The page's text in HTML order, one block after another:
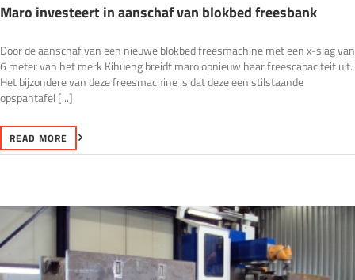
Maro investeert in aanschaf van blokbed freesbank
Door de aanschaf van een nieuwe blokbed freesmachine met een x-slag van
6 meter van het merk Kihueng breidt maro opnieuw haar freescapaciteit uit.
Het bijzondere van deze freesmachine is dat deze een stilstaande
opspantafel [...]
READ MORE